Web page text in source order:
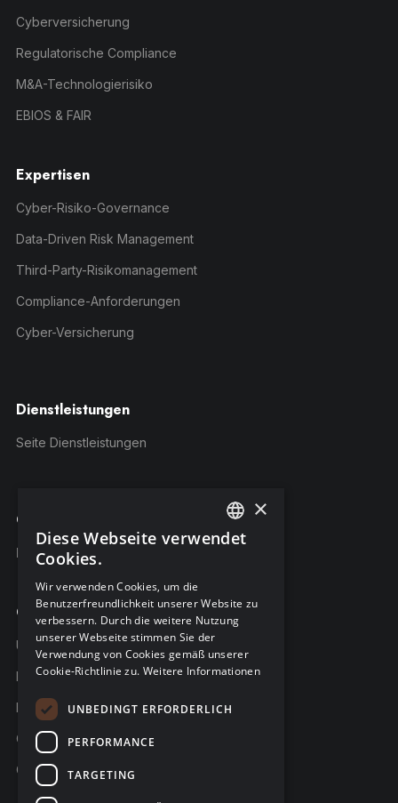
Cyberversicherung
Regulatorische Compliance
M&A-Technologierisiko
EBIOS & FAIR
Expertisen
Cyber-Risiko-Governance
Data-Driven Risk Management
Third-Party-Risikomanagement
Compliance-Anforderungen
Cyber-Versicherung
Dienstleistungen
Seite Dienstleistungen
C-Risk-Education
Kursangebot
Company
Über C-Risk
Karriere
Partner
C-Risk in den Medien
C-Trust
ENGLISH
GERMAN
×
Diese Webseite verwendet
Cookies.
Wir verwenden Cookies, um die
Benutzerfreundlichkeit unserer Website zu
verbessern. Durch die weitere Nutzung
unserer Webseite stimmen Sie der
Verwendung von Cookies gemäß unserer
Cookie-Richtlinie zu. Weitere Informationen
UNBEDINGT ERFORDERLICH
PERFORMANCE
TARGETING